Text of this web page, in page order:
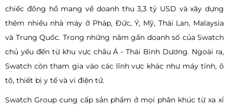
chiếc đồng hồ mang về doanh thu 3,3 tỷ USD và xây dựng
thêm nhiều nhà máy ở Pháp, Đức, Ý, Mỹ, Thái Lan, Malaysia
và Trung Quốc. Trong những năm gần doanh số của Swatch
chủ yếu đến từ khu vực châu Á - Thái Bình Dương. Ngoài ra,
Swatch còn tham gia vào các lĩnh vực khác như máy tính, ô
tô, thiết bị y tế và vi điện tử.
Swatch Group cung cấp sản phẩm ở mọi phân khúc từ xa xỉ